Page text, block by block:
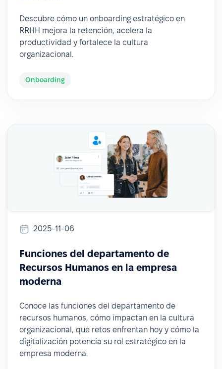
Descubre cómo un onboarding estratégico en
RRHH mejora la retención, acelera la
productividad y fortalece la cultura
organizacional.
Onboarding
2025-11-06
Funciones del departamento de
Recursos Humanos en la empresa
moderna
Conoce las funciones del departamento de
recursos humanos, cómo impactan en la cultura
organizacional, qué retos enfrentan hoy y cómo la
digitalización potencia su rol estratégico en la
empresa moderna.